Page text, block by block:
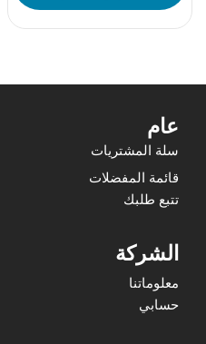
عام
سلة المشتريات
قائمة المفضلات
تتبع طلبك
الشركة
معلوماتنا
حسابي